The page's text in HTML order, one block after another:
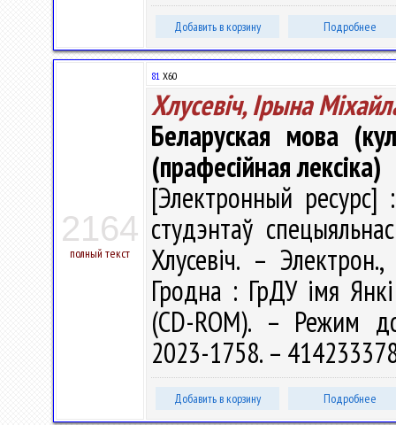
Добавить в корзину Подробнее
2164
полный текст
81 Х60
Хлусевіч, Ірына
Беларуская мова
(прафесійная лексіка)
[Электронный ресурс]
студэнтаў
Хлусевіч. –
Гродна : ГрДУ імя
(CD-ROM). – Режим
2023-1758. –
Добавить в корзину Подробнее